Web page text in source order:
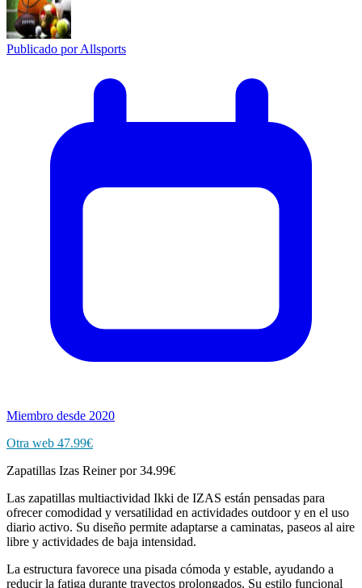
Publicado porAllsports
Miembro desde 2020
Otra web 47.99€
Zapatillas Izas Reiner por 34.99€
Las zapatillas multiactividad Ikki de IZAS están pensadas para
ofrecer comodidad y versatilidad en actividades outdoor y en el uso
diario activo. Su diseño permite adaptarse a caminatas, paseos al aire
libre y actividades de baja intensidad.
La estructura favorece una pisada cómoda y estable, ayudando a
reducir la fatiga durante trayectos prolongados. Su estilo funcional